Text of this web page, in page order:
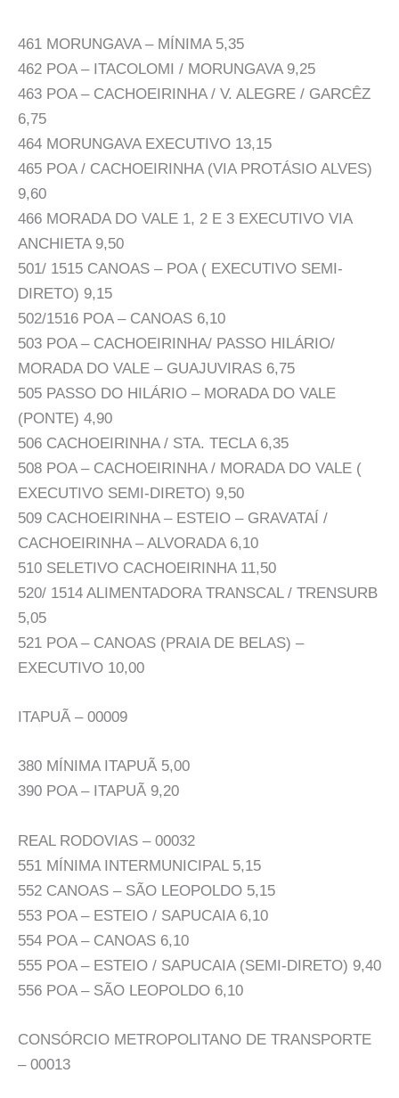
461 MORUNGAVA – MÍNIMA 5,35
462 POA – ITACOLOMI / MORUNGAVA 9,25
463 POA – CACHOEIRINHA / V. ALEGRE / GARCÊZ
6,75
464 MORUNGAVA EXECUTIVO 13,15
465 POA / CACHOEIRINHA (VIA PROTÁSIO ALVES)
9,60
466 MORADA DO VALE 1, 2 E 3 EXECUTIVO VIA
ANCHIETA 9,50
501/ 1515 CANOAS – POA ( EXECUTIVO SEMI-
DIRETO) 9,15
502/1516 POA – CANOAS 6,10
503 POA – CACHOEIRINHA/ PASSO HILÁRIO/
MORADA DO VALE – GUAJUVIRAS 6,75
505 PASSO DO HILÁRIO – MORADA DO VALE
(PONTE) 4,90
506 CACHOEIRINHA / STA. TECLA 6,35
508 POA – CACHOEIRINHA / MORADA DO VALE (
EXECUTIVO SEMI-DIRETO) 9,50
509 CACHOEIRINHA – ESTEIO – GRAVATAÍ /
CACHOEIRINHA – ALVORADA 6,10
510 SELETIVO CACHOEIRINHA 11,50
520/ 1514 ALIMENTADORA TRANSCAL / TRENSURB
5,05
521 POA – CANOAS (PRAIA DE BELAS) –
EXECUTIVO 10,00
ITAPUÃ – 00009
380 MÍNIMA ITAPUÃ 5,00
390 POA – ITAPUÃ 9,20
REAL RODOVIAS – 00032
551 MÍNIMA INTERMUNICIPAL 5,15
552 CANOAS – SÃO LEOPOLDO 5,15
553 POA – ESTEIO / SAPUCAIA 6,10
554 POA – CANOAS 6,10
555 POA – ESTEIO / SAPUCAIA (SEMI-DIRETO) 9,40
556 POA – SÃO LEOPOLDO 6,10
CONSÓRCIO METROPOLITANO DE TRANSPORTE
– 00013